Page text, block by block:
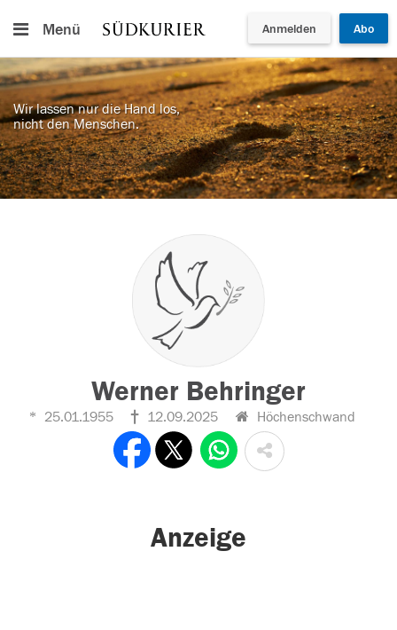
Menü Anmelden Abo
Wir lassen nur die Hand los,
nicht den Menschen.
Werner Behringer
25.01.1955 12.09.2025 Höchenschwand
Anzeige